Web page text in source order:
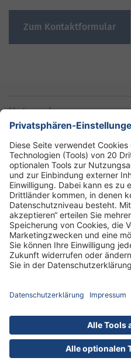
Zum Kontaktformular
Unternehmen
Informationen
Standorte
DRK-Schwesternschaft Berlin
Impressum
Hausordnung